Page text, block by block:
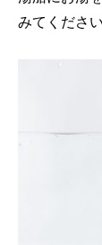
みてください